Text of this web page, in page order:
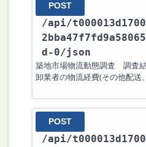
POST
/api/
d-0/json
築地市場物流動態調査 調査
卸業者の物流経費(その他配送
POST
/api/